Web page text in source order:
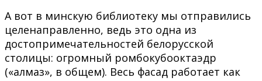
А вот в минскую библиотеку мы отправились
целенаправленно, ведь это одна из
достопримечательностей белорусской
столицы: огромный ромбокубооктаэдр
(«алмаз», в общем). Весь фасад работает как